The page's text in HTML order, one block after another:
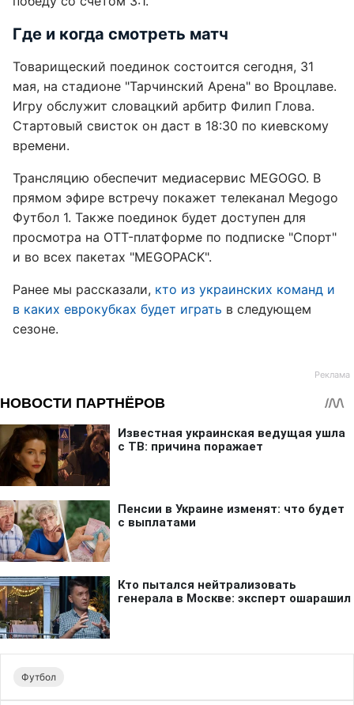
Где и когда смотреть матч
Товарищеский поединок состоится сегодня, 31
мая, на стадионе "Тарчинский Арена" во Вроцлаве.
Игру обслужит словацкий арбитр Филип Глова.
Стартовый свисток он даст в 18:30 по киевскому
времени.
Трансляцию обеспечит медиасервис MEGOGO. В
прямом эфире встречу покажет телеканал Megogo
Футбол 1. Также поединок будет доступен для
просмотра на OTT-платформе по подписке "Спорт"
и во всех пакетах "MEGOPACK".
Ранее мы рассказали, кто из украинских команд и
в каких еврокубках будет играть в следующем
сезоне.
Футбол